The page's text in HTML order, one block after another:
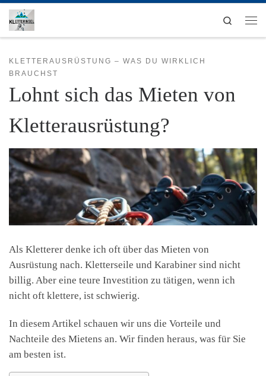
Zum Inhalt springen
Search
KLETTERAUSRÜSTUNG – WAS DU WIRKLICH
BRAUCHST
Lohnt sich das Mieten von
Kletterausrüstung?
Als Kletterer denke ich oft über das Mieten von
Ausrüstung nach. Kletterseile und Karabiner sind nicht
billig. Aber eine teure Investition zu tätigen, wenn ich
nicht oft klettere, ist schwierig.
In diesem Artikel schauen wir uns die Vorteile und
Nachteile des Mietens an. Wir finden heraus, was für Sie
am besten ist.